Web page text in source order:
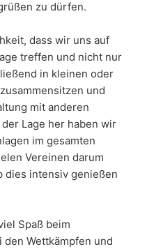
zu dürfen.
dass wir uns auf
treffen und nicht nur
in kleinen oder
und
mit anderen
Lage her haben wir
im gesamten
Vereinen darum
dies intensiv genießen
Spaß beim
Wettkämpfen und